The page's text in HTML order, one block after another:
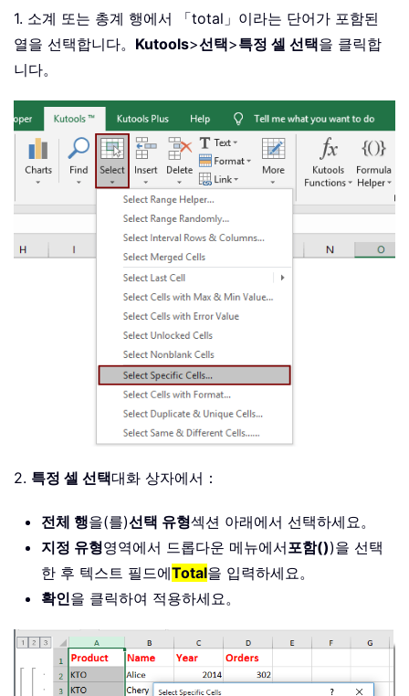
1. 소계 또는 총계 행에서 「total」이라는 단어가 포함된
열을 선택합니다。 Kutools>선택>특정 셀 선택을 클릭합
니다。
2. 특정 셀 선택대화 상자에서：
전체 행을(를)선택 유형섹션 아래에서 선택하세요。
지정 유형영역에서 드롭다운 메뉴에서포함())을 선택
한 후 텍스트 필드에Total을 입력하세요。
확인을 클릭하여 적용하세요。